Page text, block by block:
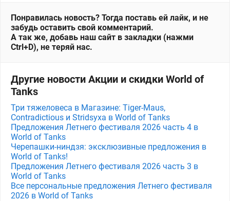
Понравилась новость? Тогда поставь ей лайк, и не
забудь оставить свой комментарий.
А так же, добавь наш сайт в закладки (нажми
Ctrl+D), не теряй нас.
Другие новости Акции и скидки World of
Tanks
Три тяжеловеса в Магазине: Tiger-Maus,
Contradictious и Stridsyxa в World of Tanks
Предложения Летнего фестиваля 2026 часть 4 в
World of Tanks
Черепашки-ниндзя: эксклюзивные предложения в
World of Tanks!
Предложения Летнего фестиваля 2026 часть 3 в
World of Tanks
Все персональные предложения Летнего фестиваля
2026 в World of Tanks